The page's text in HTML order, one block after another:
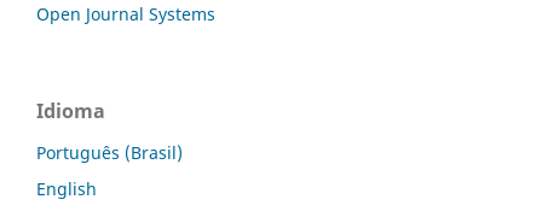
Open Journal Systems
Idioma
Português (Brasil)
English